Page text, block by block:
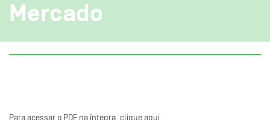
Mercado
Para acessar o PDF na íntegra, clique aqui.